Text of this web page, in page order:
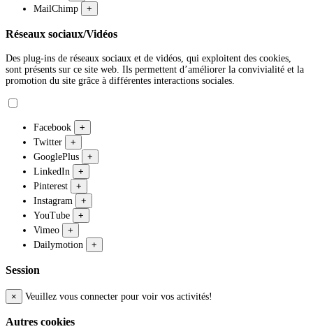
MailChimp
+
Réseaux sociaux/Vidéos
Des plug-ins de réseaux sociaux et de vidéos, qui exploitent des cookies,
sont présents sur ce site web. Ils permettent d’améliorer la convivialité et la
promotion du site grâce à différentes interactions sociales.
Facebook
+
Twitter
+
GooglePlus
+
LinkedIn
+
Pinterest
+
Instagram
+
YouTube
+
Vimeo
+
Dailymotion
+
Session
× Veuillez vous connecter pour voir vos activités!
Autres cookies